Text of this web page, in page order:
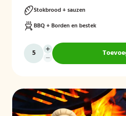
Stokbrood + sauzen
BBQ + Borden en bestek